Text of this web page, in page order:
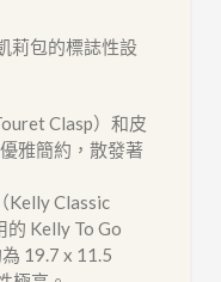
莉包的標誌性設
Clasp）和皮
雅簡約，散發著
Kelly Classic
Kelly To Go
19.7 x 11.5